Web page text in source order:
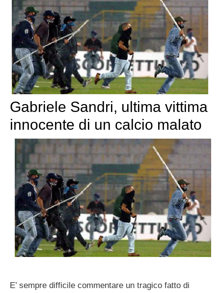
Gabriele Sandri, ultima vittima
innocente di un calcio malato
E’ sempre difficile commentare un tragico fatto di